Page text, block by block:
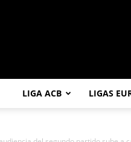
LIGA ACB LIGAS